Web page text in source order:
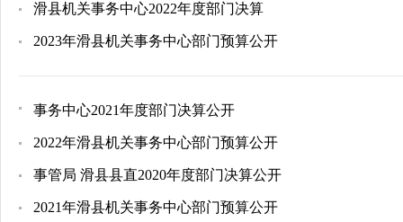
滑县机关事务中心2022年度部门决算
2023年滑县机关事务中心部门预算公开
事务中心2021年度部门决算公开
2022年滑县机关事务中心部门预算公开
事管局 滑县县直2020年度部门决算公开
2021年滑县机关事务中心部门预算公开